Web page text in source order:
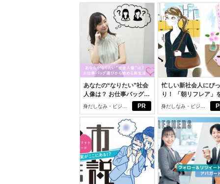
PR
あなたの“なりたい”社会
人像は？ お仕事バッグ選
びから始める新生活
身だしなみ・ビジネ
スアイテム
忙しい新社会人にぴ
り！ 「朝リフレア」
じめよう。しっかり
イケアして24時間快
身だしなみ・ビジネ
スアイテム